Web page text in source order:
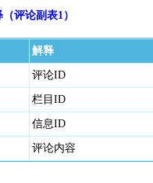
评论副表1）
解释
评论ID
栏目ID
信息ID
评论内容